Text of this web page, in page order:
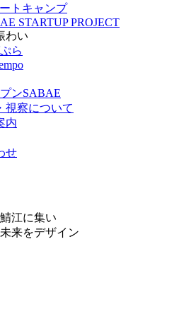
トキャンプ
STARTUP PROJECT
わい
ら
ンSABAE
視察について
内
せ
江に集い
来をデザイン